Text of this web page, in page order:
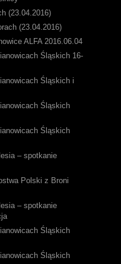
(23.04.2016)
(23.04.2016)
ALFA 2016.06.04
Śląskich 16-
Śląskich i
Śląskich
Śląskich
– spotkanie
Polski z Broni
– spotkanie
Śląskich
Śląskich